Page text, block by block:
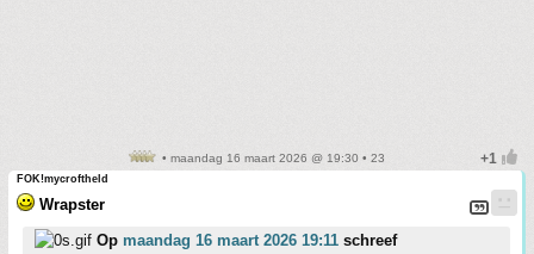
• maandag 16 maart 2026 @ 19:30 • 23
FOK!mycroftheld
Wrapster
Op maandag 16 maart 2026 19:11 schreef